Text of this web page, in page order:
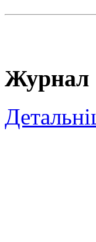
Журнал